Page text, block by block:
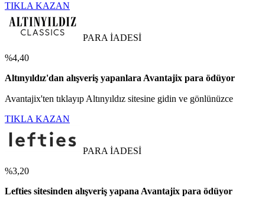
TIKLA KAZAN
PARA İADESİ
%4,40
Altınyıldız'dan alışveriş yapanlara Avantajix para ödüyor
Avantajix'ten tıklayıp Altınyıldız sitesine gidin ve gönlünüzce
TIKLA KAZAN
PARA İADESİ
%3,20
Lefties sitesinden alışveriş yapana Avantajix para ödüyor